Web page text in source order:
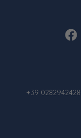
+39 0282942428